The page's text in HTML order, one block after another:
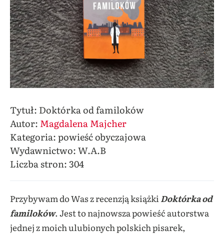
Tytuł: Doktórka od familoków
Autor: Magdalena Majcher
Kategoria: powieść obyczajowa
Wydawnictwo: W.A.B
Liczba stron: 304
Przybywam do Was z recenzją książkiDoktórka od
familoków. Jest to najnowsza powieść autorstwa
jednej z moich ulubionych polskich pisarek,